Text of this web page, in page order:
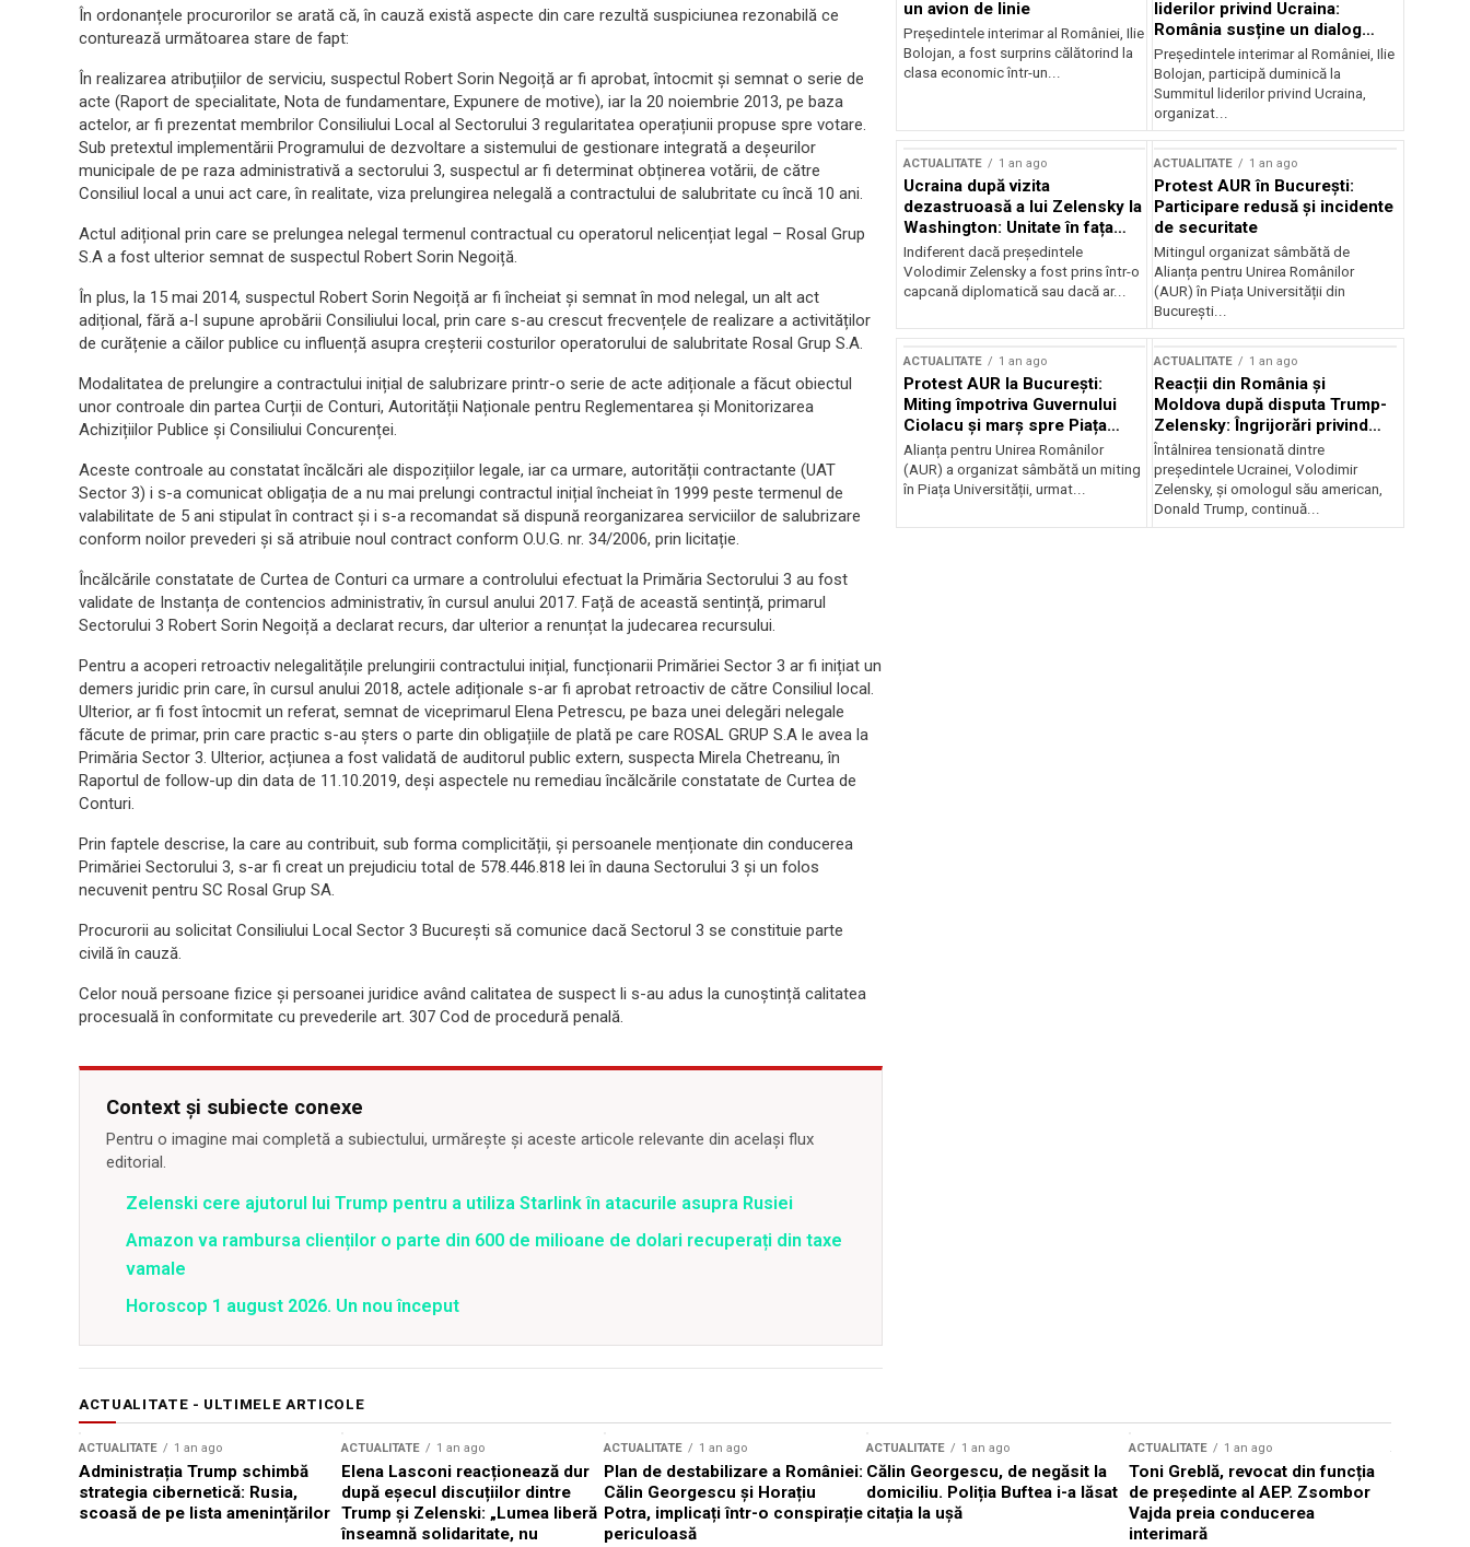
În ordonanțele procurorilor se arată că, în cauză există aspecte din care rezultă suspiciunea rezonabilă ce
conturează următoarea stare de fapt:
În realizarea atribuțiilor de serviciu, suspectul Robert Sorin Negoiță ar fi aprobat, întocmit și semnat o serie de
acte (Raport de specialitate, Nota de fundamentare, Expunere de motive), iar la 20 noiembrie 2013, pe baza
actelor, ar fi prezentat membrilor Consiliului Local al Sectorului 3 regularitatea operațiunii propuse spre votare.
Sub pretextul implementării Programului de dezvoltare a sistemului de gestionare integrată a deșeurilor
municipale de pe raza administrativă a sectorului 3, suspectul ar fi determinat obținerea votării, de către
Consiliul local a unui act care, în realitate, viza prelungirea nelegală a contractului de salubritate cu încă 10 ani.
Actul adițional prin care se prelungea nelegal termenul contractual cu operatorul nelicențiat legal – Rosal Grup
S.A a fost ulterior semnat de suspectul Robert Sorin Negoiță.
În plus, la 15 mai 2014, suspectul Robert Sorin Negoiță ar fi încheiat și semnat în mod nelegal, un alt act
adițional, fără a-l supune aprobării Consiliului local, prin care s-au crescut frecvențele de realizare a activităților
de curățenie a căilor publice cu influență asupra creșterii costurilor operatorului de salubritate Rosal Grup S.A.
Modalitatea de prelungire a contractului inițial de salubrizare printr-o serie de acte adiționale a făcut obiectul
unor controale din partea Curții de Conturi, Autorității Naționale pentru Reglementarea și Monitorizarea
Achizițiilor Publice și Consiliului Concurenței.
Aceste controale au constatat încălcări ale dispozițiilor legale, iar ca urmare, autorității contractante (UAT
Sector 3) i s-a comunicat obligația de a nu mai prelungi contractul inițial încheiat în 1999 peste termenul de
valabilitate de 5 ani stipulat în contract și i s-a recomandat să dispună reorganizarea serviciilor de salubrizare
conform noilor prevederi și să atribuie noul contract conform O.U.G. nr. 34/2006, prin licitație.
Încălcările constatate de Curtea de Conturi ca urmare a controlului efectuat la Primăria Sectorului 3 au fost
validate de Instanța de contencios administrativ, în cursul anului 2017. Față de această sentință, primarul
Sectorului 3 Robert Sorin Negoiță a declarat recurs, dar ulterior a renunțat la judecarea recursului.
Pentru a acoperi retroactiv nelegalitățile prelungirii contractului inițial, funcționarii Primăriei Sector 3 ar fi inițiat un
demers juridic prin care, în cursul anului 2018, actele adiționale s-ar fi aprobat retroactiv de către Consiliul local.
Ulterior, ar fi fost întocmit un referat, semnat de viceprimarul Elena Petrescu, pe baza unei delegări nelegale
făcute de primar, prin care practic s-au șters o parte din obligațiile de plată pe care ROSAL GRUP S.A le avea la
Primăria Sector 3. Ulterior, acțiunea a fost validată de auditorul public extern, suspecta Mirela Chetreanu, în
Raportul de follow-up din data de 11.10.2019, deși aspectele nu remediau încălcările constatate de Curtea de
Conturi.
Prin faptele descrise, la care au contribuit, sub forma complicității, și persoanele menționate din conducerea
Primăriei Sectorului 3, s-ar fi creat un prejudiciu total de 578.446.818 lei în dauna Sectorului 3 și un folos
necuvenit pentru SC Rosal Grup SA.
Procurorii au solicitat Consiliului Local Sector 3 București să comunice dacă Sectorul 3 se constituie parte
civilă în cauză.
Celor nouă persoane fizice și persoanei juridice având calitatea de suspect li s-au adus la cunoștință calitatea
procesuală în conformitate cu prevederile art. 307 Cod de procedură penală.
Context și subiecte conexe
Pentru o imagine mai completă a subiectului, urmărește și aceste articole relevante din același flux
editorial.
Zelenski cere ajutorul lui Trump pentru a utiliza Starlink în atacurile asupra Rusiei
Amazon va rambursa clienților o parte din 600 de milioane de dolari recuperați din taxe
vamale
Horoscop 1 august 2026. Un nou început
un avion de linie
Președintele interimar al României, Ilie
Bolojan, a fost surprins călătorind la
clasa economic într-un...
liderilor privind Ucraina:
România susține un dialog
transatlantic pentru securitate
și stabilitate
Președintele interimar al României, Ilie
Bolojan, participă duminică la
Summitul liderilor privind Ucraina,
organizat...
ACTUALITATE 1 an ago
Ucraina după vizita
dezastruoasă a lui Zelensky la
Washington: Unitate în fața
incertitudinii
Indiferent dacă președintele
Volodimir Zelensky a fost prins într-o
capcană diplomatică sau dacă ar...
ACTUALITATE 1 an ago
Protest AUR în București:
Participare redusă și incidente
de securitate
Mitingul organizat sâmbătă de
Alianța pentru Unirea Românilor
(AUR) în Piața Universității din
București...
ACTUALITATE 1 an ago
Protest AUR la București:
Miting împotriva Guvernului
Ciolacu și marș spre Piața
Victoriei
Alianța pentru Unirea Românilor
(AUR) a organizat sâmbătă un miting
în Piața Universității, urmat...
ACTUALITATE 1 an ago
Reacții din România și
Moldova după disputa Trump-
Zelensky: Îngrijorări privind
securitatea regională
Întâlnirea tensionată dintre
președintele Ucrainei, Volodimir
Zelensky, și omologul său american,
Donald Trump, continuă...
ACTUALITATE - ULTIMELE ARTICOLE
ACTUALITATE 1 an ago
Administrația Trump schimbă
strategia cibernetică: Rusia,
scoasă de pe lista amenințărilor
ACTUALITATE 1 an ago
Elena Lasconi reacționează dur
după eșecul discuțiilor dintre
Trump și Zelenski: „Lumea liberă
înseamnă solidaritate, nu
ACTUALITATE 1 an ago
Plan de destabilizare a României:
Călin Georgescu și Horațiu
Potra, implicați într-o conspirație
periculoasă
ACTUALITATE 1 an ago
Călin Georgescu, de negăsit la
domiciliu. Poliția Buftea i-a lăsat
citația la ușă
ACTUALITATE 1 an ago
Toni Greblă, revocat din funcția
de președinte al AEP. Zsombor
Vajda preia conducerea
interimară